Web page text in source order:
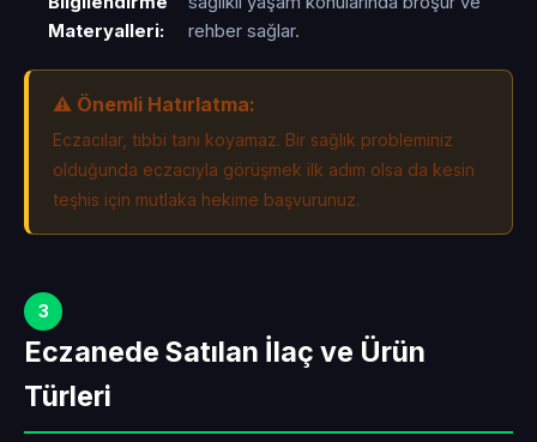
Materyalleri:
rehber sağlar.
⚠️ Önemli Hatırlatma:
Eczacılar, tıbbi tanı koyamaz. Bir sağlık probleminiz
olduğunda eczacıyla görüşmek ilk adım olsa da kesin
teşhis için mutlaka hekime başvurunuz.
3
Eczanede Satılan İlaç ve Ürün
Türleri